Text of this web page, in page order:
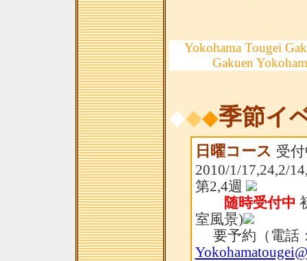
Yokohama Tougei
Gakuen
◆◆◆季節イ
日曜コース 受
2010/1/
第2,4週
随時受付中
室風景)
要予約（電話